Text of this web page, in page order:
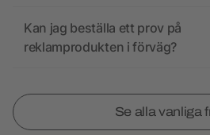
Kan jag beställa ett prov på
reklamprodukten i förväg?
Se alla vanliga